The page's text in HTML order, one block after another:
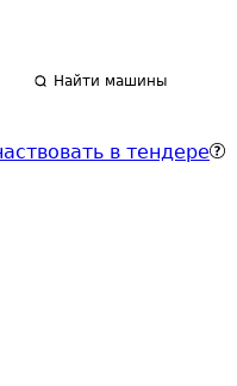
Найти машины
в тендере